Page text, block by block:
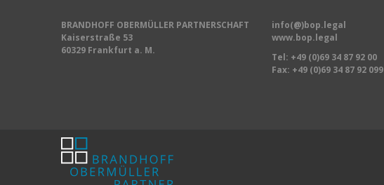
BRANDHOFF OBERMÜLLER PARTNERSCHAFT
Kaiserstraße 53
60329 Frankfurt a. M.
info(@)bop.legal
www.bop.legal
Tel: +49 (0)69 34 87 92 00
Fax: +49 (0)69 34 87 92 099